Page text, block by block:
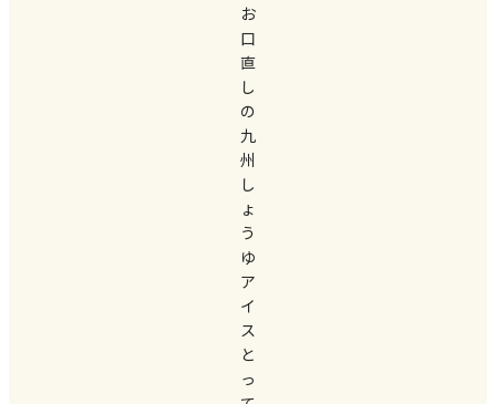
お
口
直
し
の
九
州
し
ょ
う
ゆ
ア
イ
ス
と
っ